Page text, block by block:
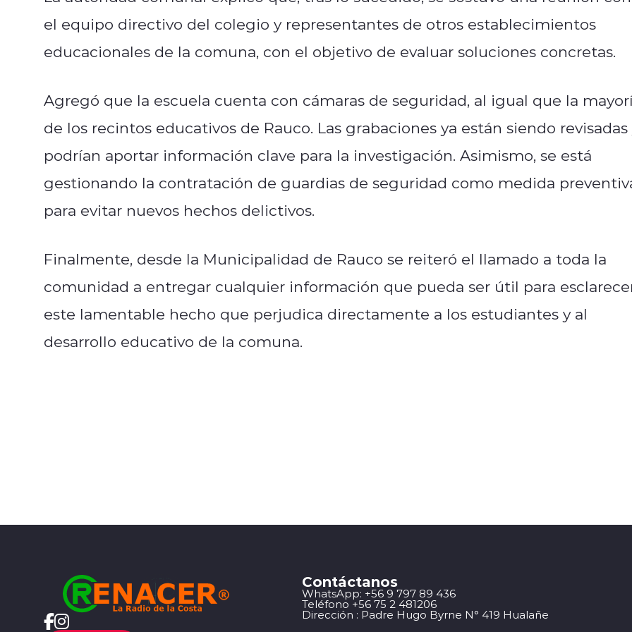
el equipo directivo del colegio y representantes de otros establecimientos
educacionales de la comuna, con el objetivo de evaluar soluciones concretas.
Agregó que la escuela cuenta con cámaras de seguridad, al igual que la
de los recintos educativos de Rauco. Las grabaciones ya están siendo revisadas
podrían aportar información clave para la investigación. Asimismo, se está
gestionando la contratación de guardias de seguridad como medida
para evitar nuevos hechos delictivos.
Finalmente, desde la Municipalidad de Rauco se reiteró el llamado a toda la
comunidad a entregar cualquier información que pueda ser útil para
este lamentable hecho que perjudica directamente a los estudiantes y al
desarrollo educativo de la comuna.
Contáctanos
WhatsApp: +56 9 797 89 436
Teléfono +56 75 2 481206
Dirección : Padre Hugo Byrne N° 419 Hualañe